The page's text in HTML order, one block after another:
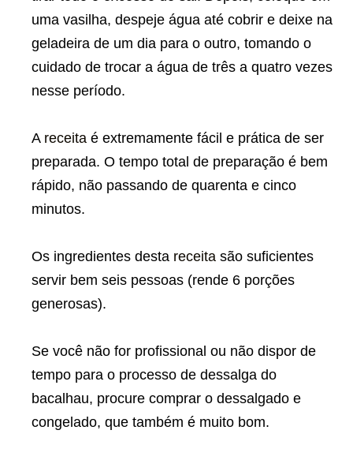
uma vasilha, despeje água até cobrir e deixe na
geladeira de um dia para o outro, tomando o
cuidado de trocar a água de três a quatro vezes
nesse período.
A receita é extremamente fácil e prática de ser
preparada. O tempo total de preparação é bem
rápido, não passando de quarenta e cinco
minutos.
Os ingredientes desta receita são suficientes
servir bem seis pessoas (rende 6 porções
generosas).
Se você não for profissional ou não dispor de
tempo para o processo de dessalga do
bacalhau, procure comprar o dessalgado e
congelado, que também é muito bom.